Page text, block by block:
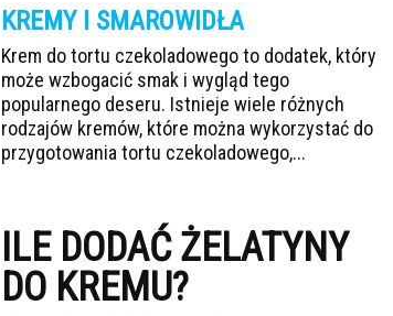
KREMY I SMAROWIDŁA
Krem do tortu czekoladowego to dodatek, który
może wzbogacić smak i wygląd tego
popularnego deseru. Istnieje wiele różnych
rodzajów kremów, które można wykorzystać do
przygotowania tortu czekoladowego,...
ILE DODAĆ ŻELATYNY
DO KREMU?